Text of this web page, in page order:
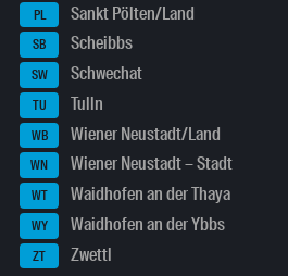
PL Sankt Pölten/Land
SB Scheibbs
SW Schwechat
TU Tulln
WB Wiener Neustadt/Land
WN Wiener Neustadt – Stadt
WT Waidhofen an der Thaya
WY Waidhofen an der Ybbs
ZT Zwettl